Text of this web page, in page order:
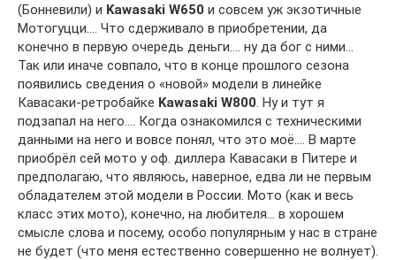
(Бонневили) и Kawasaki W650 и совсем уж экзотичные
Мотогуцци…. Что сдерживало в приобретении, да
конечно в первую очередь деньги…. ну да бог с ними…
Так или иначе совпало, что в конце прошлого сезона
появились сведения о «новой» модели в линейке
Кавасаки-ретробайке Kawasaki W800. Ну и тут я
подзапал на него…. Когда ознакомился с техническими
данными на него и вовсе понял, что это моё…. В марте
приобрёл сей мото у оф. диллера Кавасаки в Питере и
предполагаю, что являюсь, наверное, едва ли не первым
обладателем этой модели в России. Мото (как и весь
класс этих мото), конечно, на любителя… в хорошем
смысле слова и посему, особо популярным у нас в стране
не будет (что меня естественно совершенно не волнует).